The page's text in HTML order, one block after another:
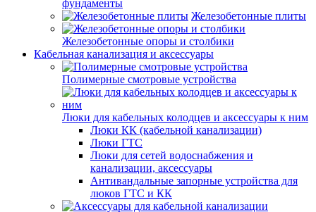
фундаменты
Железобетонные плиты
Железобетонные опоры и столбики
Кабельная канализация и аксессуары
Полимерные смотровые устройства
Люки для кабельных колодцев и аксессуары к ним
Люки КК (кабельной канализации)
Люки ГТС
Люки для сетей водоснабжения и
канализации, аксессуары
Антивандальные запорные устройства для
люков ГТС и КК